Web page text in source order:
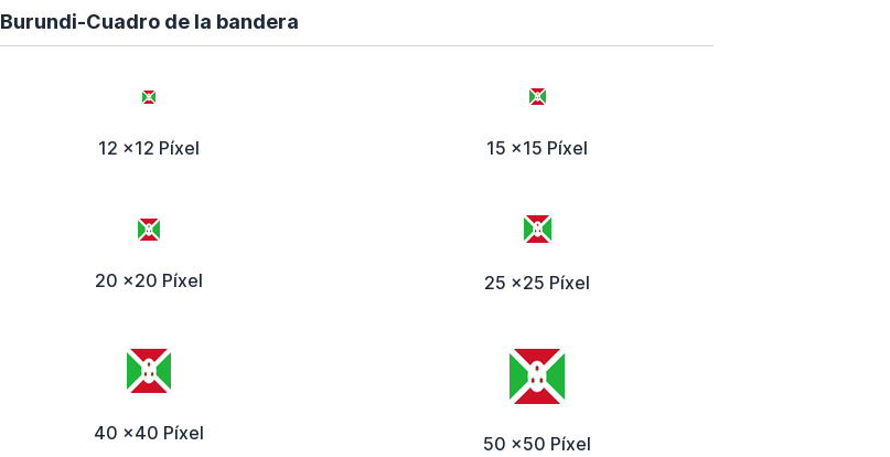
Burundi-Cuadro de la bandera
12 x12 Píxel 15 x15 Píxel
20 x20 Píxel 25 x25 Píxel
40 x40 Píxel 50 x50 Píxel